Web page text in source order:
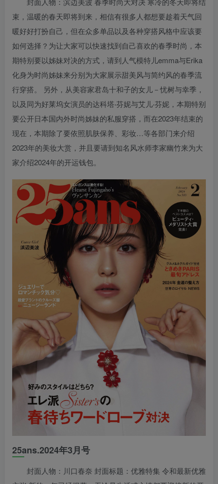
束，温暖的春天即将到来，相信有很多人都想要趁着天气回
暖好好打扮自己，但在众多单品以及各种穿搭风格中应该要
如何选择？为让大家可以快速找到自己喜欢的春季时尚，本
期特别要以姊妹对决的方式，请到人气模特儿emma与Erika
化身为时尚姊妹来分别为大家展示甜美风与简约风的春季流
行穿搭。 另外，从美容家君岛十和子的女儿－忧树与幸季，
以及同为好莱坞女演员的达科塔‧芬妮与艾儿‧芬妮，本期特别
要公开日本国内外时尚姊妹的私服穿搭，而在2023年结束的
现在，本期除了要依照肌肤保养、彩妆…等各部门来介绍
2023年的美妆大赏，并且要请到知名风水师李家幽竹来为大
家介绍2024年的开运钱包。
25ans.2024年3月号
封面人物：川口春奈 封面标题：优雅特集 令和最新优雅